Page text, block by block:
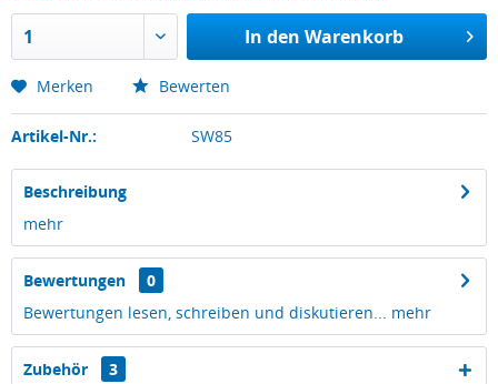
In den Warenkorb
Merken Bewerten
Artikel-Nr.: SW85
Beschreibung
mehr
Bewertungen
0
Bewertungen lesen, schreiben und diskutieren... mehr
Zubehör 3